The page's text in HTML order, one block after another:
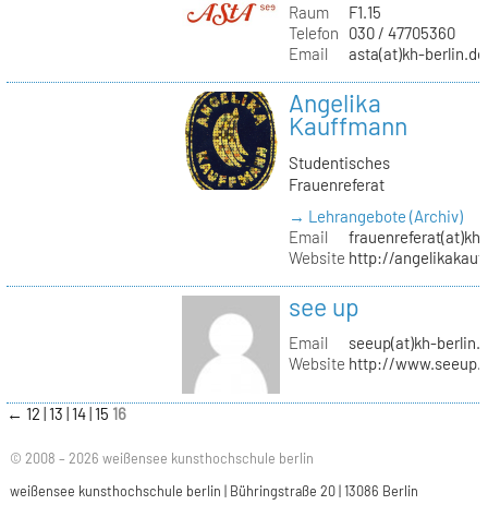
Raum
F1.15
Telefon
030 / 47705360
Email
asta(at)kh-berlin.de
Angelika
Kauffmann
Studentisches
Frauenreferat
→ Lehrangebote (Archiv)
Email
Website http://
see up
Email
seeup(at)kh-
Website http://
← 12 13 14 15 16
© 2008 – 2026 weißensee kunsthochschule berlin
weißensee kunsthochschule berlin | Bühringstraße 20 | 13086 Berlin